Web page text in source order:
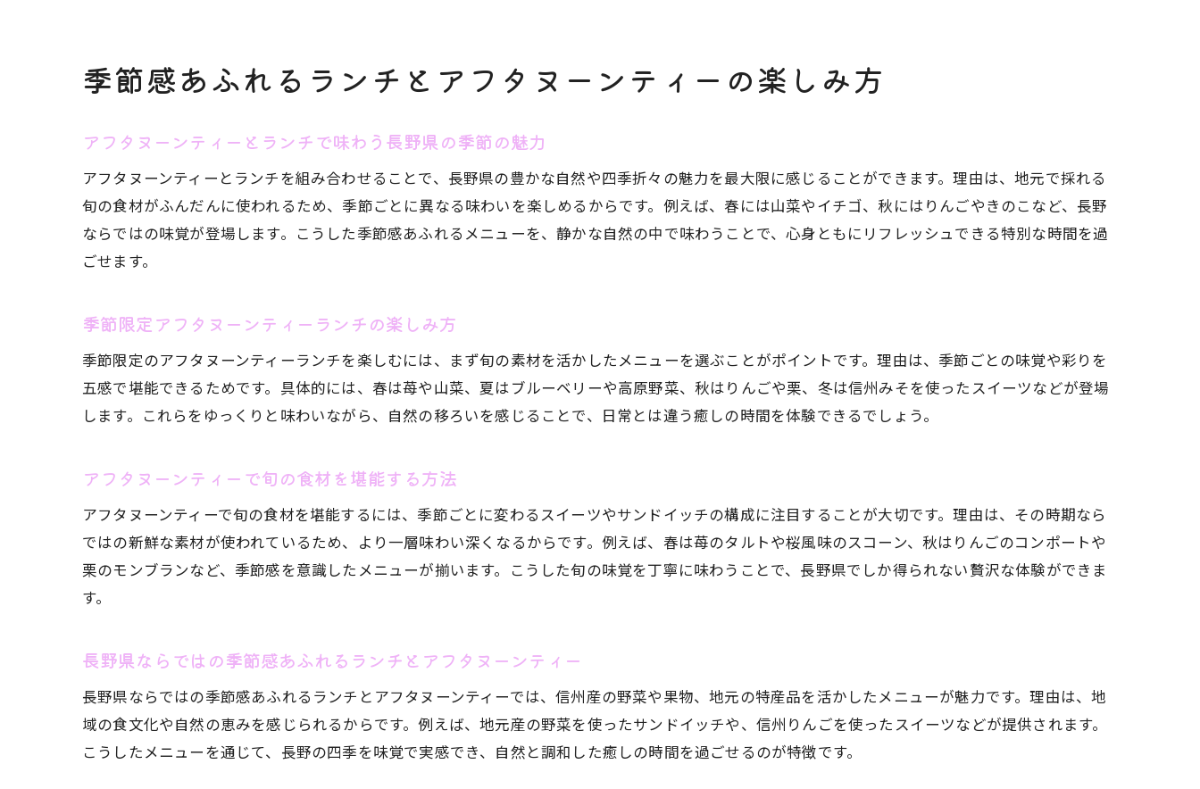
長野県のアフタヌーンティーが心に残る理由
癒しを求める人におすすめのアフタヌーンティー
ゆったり過ごす休日におすすめのランチと午後のひととき
アフタヌーンティーでゆるやかに過ごす休日の提案
ランチとアフタヌーンティーで休日を満喫する方法
アフタヌーンティーで充実した休日の過ごし方
心身を癒すアフタヌーンティーの午後
地元産スイーツが光る長野県アフタヌーンティー新提案
アフタヌーンティーで味わう長野県産スイーツの魅力
地元スイーツが主役のアフタヌーンティー体験
アフタヌーンティーで広がる長野県のスイーツ世界
長野県産スイーツとアフタヌーンティーの相性
新感覚の長野県アフタヌーンティーを体験しよう
季節感あふれるランチとアフタヌーンティーの楽しみ方
アフタヌーンティーとランチで味わう長野県の季節の魅力
アフタヌーンティーとランチを組み合わせることで、長野県の豊かな自然や四季折々の魅力を最大限に感じることができます。理由は、地元で採れる
旬の食材がふんだんに使われるため、季節ごとに異なる味わいを楽しめるからです。例えば、春には山菜やイチゴ、秋にはりんごやきのこなど、長野
ならではの味覚が登場します。こうした季節感あふれるメニューを、静かな自然の中で味わうことで、心身ともにリフレッシュできる特別な時間を過
ごせます。
季節限定アフタヌーンティーランチの楽しみ方
季節限定のアフタヌーンティーランチを楽しむには、まず旬の素材を活かしたメニューを選ぶことがポイントです。理由は、季節ごとの味覚や彩りを
五感で堪能できるためです。具体的には、春は苺や山菜、夏はブルーベリーや高原野菜、秋はりんごや栗、冬は信州みそを使ったスイーツなどが登場
します。これらをゆっくりと味わいながら、自然の移ろいを感じることで、日常とは違う癒しの時間を体験できるでしょう。
アフタヌーンティーで旬の食材を堪能する方法
アフタヌーンティーで旬の食材を堪能するには、季節ごとに変わるスイーツやサンドイッチの構成に注目することが大切です。理由は、その時期なら
ではの新鮮な素材が使われているため、より一層味わい深くなるからです。例えば、春は苺のタルトや桜風味のスコーン、秋はりんごのコンポートや
栗のモンブランなど、季節感を意識したメニューが揃います。こうした旬の味覚を丁寧に味わうことで、長野県でしか得られない贅沢な体験ができま
す。
長野県ならではの季節感あふれるランチとアフタヌーンティー
長野県ならではの季節感あふれるランチとアフタヌーンティーでは、信州産の野菜や果物、地元の特産品を活かしたメニューが魅力です。理由は、地
域の食文化や自然の恵みを感じられるからです。例えば、地元産の野菜を使ったサンドイッチや、信州りんごを使ったスイーツなどが提供されます。
こうしたメニューを通じて、長野の四季を味覚で実感でき、自然と調和した癒しの時間を過ごせるのが特徴です。